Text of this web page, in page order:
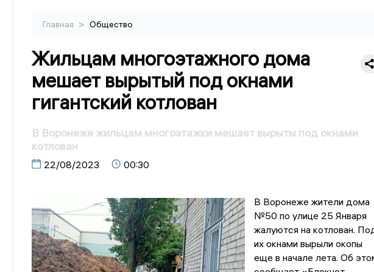
Главная > Общество
Жильцам многоэтажного дома
мешает вырытый под окнами
гигантский котлован
В Воронеже жильцам многоэтажки мешает вырыты под окнами
котлован
22/08/2023 00:30
В Воронеже жители дома
№50 по улице 25 Января
жалуются на котлован.
их окнами вырыли окопы
еще в начале лета. Об